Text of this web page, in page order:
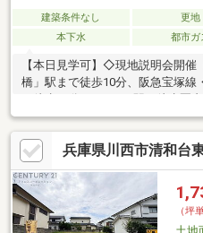
建築条件なし 更地
本下水
都市ガ
【本日見学可】◇現地説明会開催
橋」駅まで徒歩10分、阪急宝塚線
で徒歩16分と、2つの駅を徒歩圏
す。
兵庫県川西市清和台
（坪